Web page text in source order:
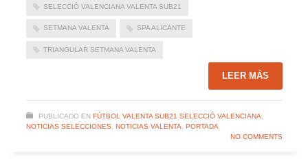
SELECCIÓ VALENCIANA VALENTA SUB21
SETMANA VALENTA SPA ALICANTE
TRIANGULAR SETMANA VALENTA
LEER MÁS
PUBLICADO EN FÚTBOL VALENTA SUB21 SELECCIÓ VALENCIANA
NOTICIAS SELECCIONES, NOTICIAS VALENTA
PORTADA
NO COMMENTS